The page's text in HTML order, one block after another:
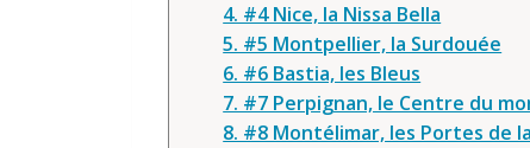
4. #4 Nice, la Nissa Bella
5. #5 Montpellier, la Surdouée
6. #6 Bastia, les Bleus
7. #7 Perpignan, le Centre du
8. #8 Montélimar, les Portes de